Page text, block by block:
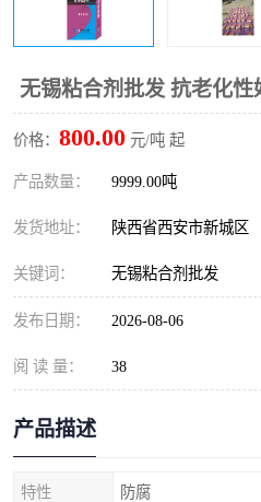
无锡粘合剂批发 抗老化性
价格： 800.00 元/吨 起
产品数量： 9999.00吨
发货地址： 陕西省西安市新城区
关键词： 无锡粘合剂批发
发布日期： 2026-08-06
阅 读 量： 38
产品描述
特性 防腐
膨胀剂
融雪剂